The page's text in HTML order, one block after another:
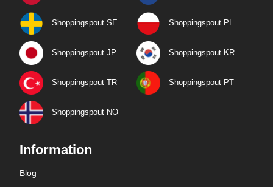
Shoppingspout SE Shoppingspout PL
Shoppingspout JP Shoppingspout KR
Shoppingspout TR Shoppingspout PT
Shoppingspout NO
Information
Blog